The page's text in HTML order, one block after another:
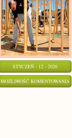
STYCZEŃ - 12 - 2026
MOŻLIWOŚĆ KOMENTOWANIA